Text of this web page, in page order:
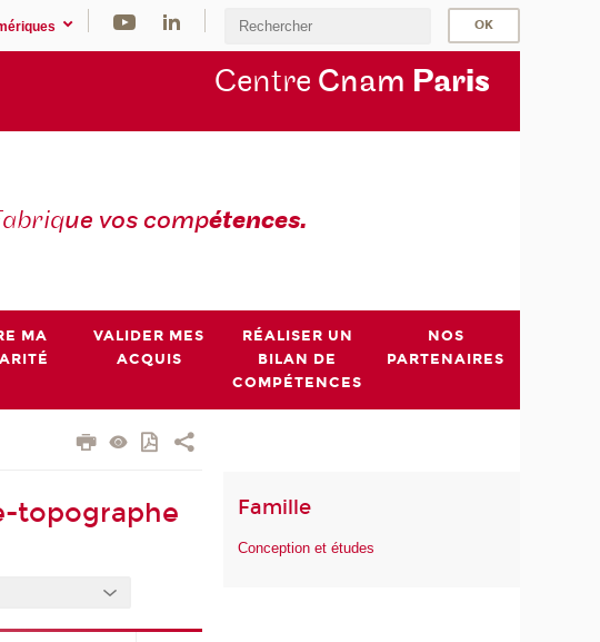
Centre Cnam Paris
ue vos compétences.
MA
VALIDER MES
ACQUIS
RÉALISER UN
BILAN DE
COMPÉTENCES
NOS
PARTENAIRES
topographe Famille
Conception et études